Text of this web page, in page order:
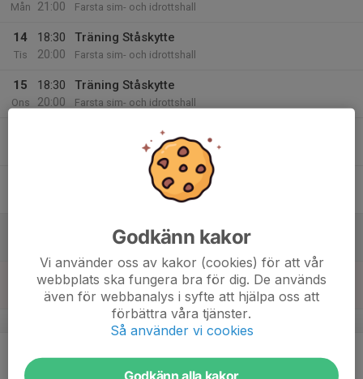
Mån
21:00
Farsta sim- och idrottshall
14
Tis
18:30
20:00
Träning Ståskytte
Farsta sim- och idrottshall
15
Ons
18:30
20:00
Träning Ståskytte
Farsta sim- och idrottshall
Träning Ståskytte
Farsta sim- och idrottshall
Träning Ståskytte
Farsta sim- och idrottshall
09:00
12:00
Träning Ståskytte
Farsta sim- och idrottshall
v.43
Mån
Godkänn kakor
Vi använder oss av kakor (cookies) för att vår
webbplats ska fungera bra för dig. De används
även för webbanalys i syfte att hjälpa oss att
förbättra våra tjänster.
Så använder vi cookies
Godkänn alla kakor